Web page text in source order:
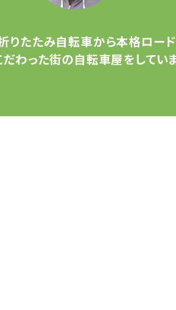
りたたみ自転車から本格ロード
だわった街の自転車屋をしていま